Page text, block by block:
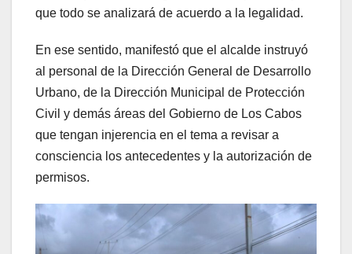
que todo se analizará de acuerdo a la legalidad.
En ese sentido, manifestó que el alcalde instruyó
al personal de la Dirección General de Desarrollo
Urbano, de la Dirección Municipal de Protección
Civil y demás áreas del Gobierno de Los Cabos
que tengan injerencia en el tema a revisar a
consciencia los antecedentes y la autorización de
permisos.